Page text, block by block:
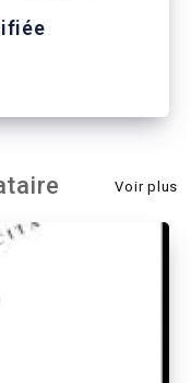
Voir plus